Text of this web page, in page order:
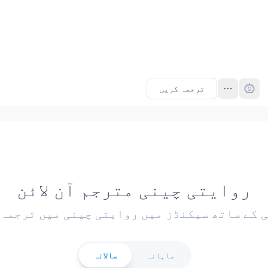
ترجمہ کریں
روایتی چینی مترجم آن لائن
کے ساتھ سیکنڈز میں روایتی چینی میں
ماہانہ سالانہ